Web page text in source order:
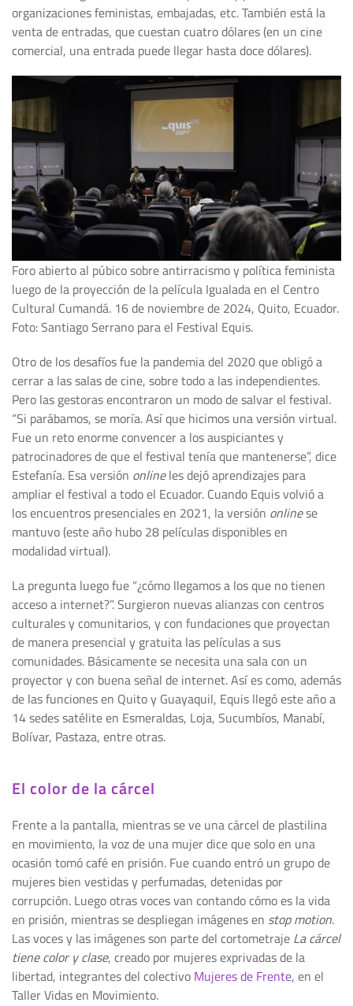
organizaciones feministas, embajadas, etc. También está la
venta de entradas, que cuestan cuatro dólares (en un cine
comercial, una entrada puede llegar hasta doce dólares).
Foro abierto al púbico sobre antirracismo y política feminista
luego de la proyección de la película Igualada en el Centro
Cultural Cumandá. 16 de noviembre de 2024, Quito, Ecuador.
Foto: Santiago Serrano para el Festival Equis.
Otro de los desafíos fue la pandemia del 2020 que obligó a
cerrar a las salas de cine, sobre todo a las independientes.
Pero las gestoras encontraron un modo de salvar el festival.
“Si parábamos, se moría. Así que hicimos una versión virtual.
Fue un reto enorme convencer a los auspiciantes y
patrocinadores de que el festival tenía que mantenerse”, dice
Estefanía. Esa versión onlineles dejó aprendizajes para
ampliar el festival a todo el Ecuador. Cuando Equis volvió a
los encuentros presenciales en 2021, la versión onlinese
mantuvo (este año hubo 28 películas disponibles en
modalidad virtual).
La pregunta luego fue “¿cómo llegamos a los que no tienen
acceso a internet?”. Surgieron nuevas alianzas con centros
culturales y comunitarios, y con fundaciones que proyectan
de manera presencial y gratuita las películas a sus
comunidades. Básicamente se necesita una sala con un
proyector y con buena señal de internet. Así es como, además
de las funciones en Quito y Guayaquil, Equis llegó este año a
14 sedes satélite en Esmeraldas, Loja, Sucumbíos, Manabí,
Bolívar, Pastaza, entre otras.
El color de la cárcel
Frente a la pantalla, mientras se ve una cárcel de plastilina
en movimiento, la voz de una mujer dice que solo en una
ocasión tomó café en prisión. Fue cuando entró un grupo de
mujeres bien vestidas y perfumadas, detenidas por
corrupción. Luego otras voces van contando cómo es la vida
en prisión, mientras se despliegan imágenes en stop motion.
Las voces y las imágenes son parte del cortometraje La cárcel
tiene color y clase, creado por mujeres exprivadas de la
libertad, integrantes del colectivo Mujeres de Frente, en el
Taller Vidas en Movimiento.